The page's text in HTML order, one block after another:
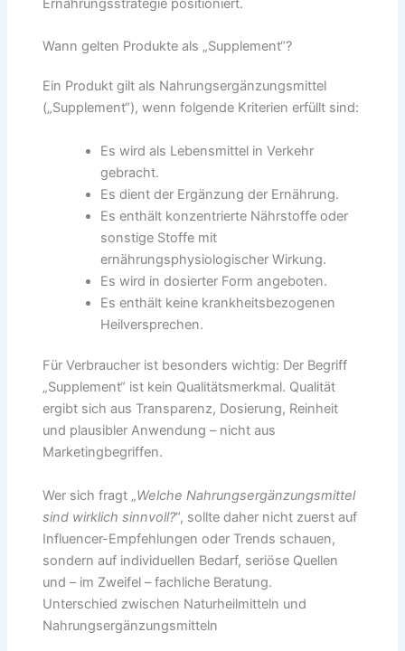
Ernährungsstrategie positioniert.
Wann gelten Produkte als „Supplement“?
Ein Produkt gilt als Nahrungsergänzungsmittel
(„Supplement“), wenn folgende Kriterien erfüllt sind:
Es wird als Lebensmittel in Verkehr
gebracht.
Es dient der Ergänzung der Ernährung.
Es enthält konzentrierte Nährstoffe oder
sonstige Stoffe mit
ernährungsphysiologischer Wirkung.
Es wird in dosierter Form angeboten.
Es enthält keine krankheitsbezogenen
Heilversprechen.
Für Verbraucher ist besonders wichtig: Der Begriff
„Supplement“ ist kein Qualitätsmerkmal. Qualität
ergibt sich aus Transparenz, Dosierung, Reinheit
und plausibler Anwendung – nicht aus
Marketingbegriffen.
Wer sich fragt „Welche Nahrungsergänzungsmittel
sind wirklich sinnvoll?“, sollte daher nicht zuerst auf
Influencer-Empfehlungen oder Trends schauen,
sondern auf individuellen Bedarf, seriöse Quellen
und – im Zweifel – fachliche Beratung.
Unterschied zwischen Naturheilmitteln und
Nahrungsergänzungsmitteln